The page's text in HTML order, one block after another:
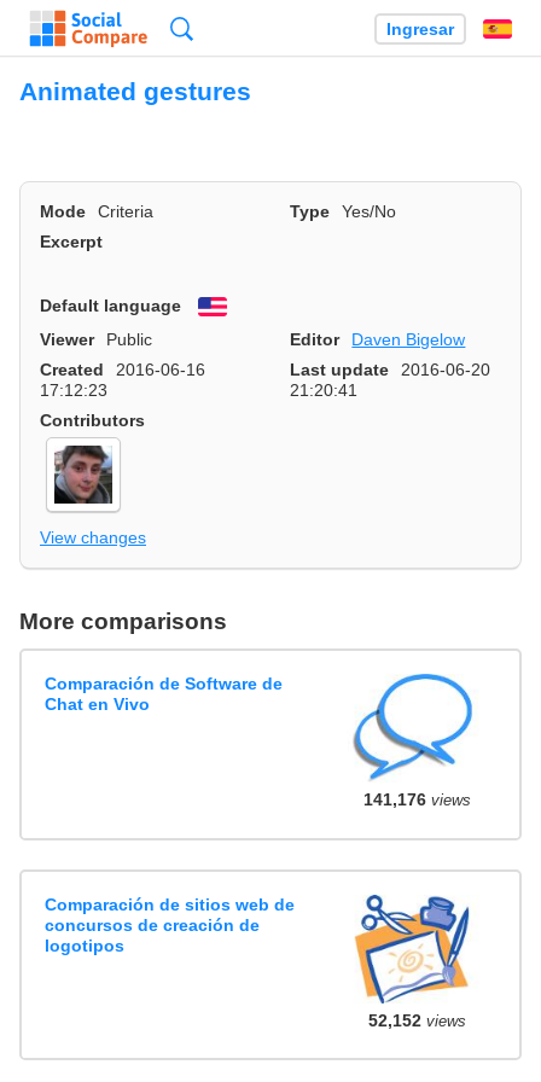
Ingresar
Animated gestures
Mode Criteria Type
Yes/No
Excerpt
Default language
English
Viewer
Public Editor
Daven Bigelow
Created
2016-06-16
17:12:23
Last update
2016-06-20
21:20:41
Contributors
View changes
More comparisons
Comparación de Software de
Chat en Vivo
141,176views
Comparación de sitios web de
concursos de creación de
logotipos
52,152views